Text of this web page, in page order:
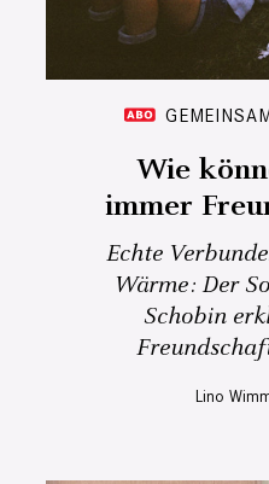
Wie
immer
Echte
Wärme: Der
Schobin
Lino